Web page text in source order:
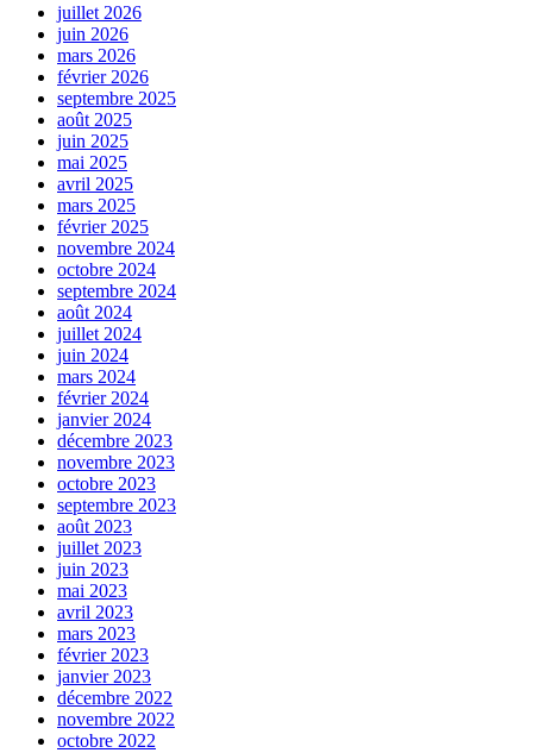
juillet 2026
juin 2026
mars 2026
février 2026
septembre 2025
août 2025
juin 2025
mai 2025
avril 2025
mars 2025
février 2025
novembre 2024
octobre 2024
septembre 2024
août 2024
juillet 2024
juin 2024
mars 2024
février 2024
janvier 2024
décembre 2023
novembre 2023
octobre 2023
septembre 2023
août 2023
juillet 2023
juin 2023
mai 2023
avril 2023
mars 2023
février 2023
janvier 2023
décembre 2022
novembre 2022
octobre 2022